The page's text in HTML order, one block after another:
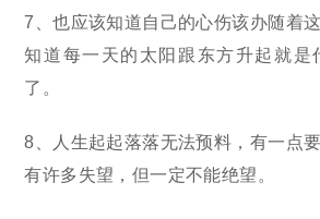
7、也应该知道自己的心伤该办随着
知道每一天的太阳跟东方升起就是
了。
8、人生起起落落无法预料，有一点
有许多失望，但一定不能绝望。